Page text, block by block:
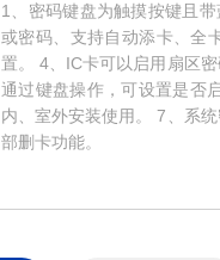
1、密码键盘为触摸按键且
或密码、支持自动添卡、全
置。 4、IC卡可以启用扇区
通过键盘操作，可设置是否
内、室外安装使用。 7、系
部删卡功能。